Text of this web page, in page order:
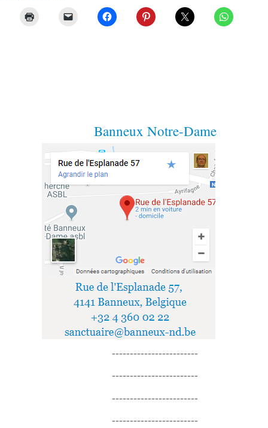
Banneux Notre-Dame
------------------------
------------------------
------------------------
------------------------